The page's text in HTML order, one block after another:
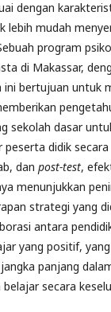
dengan
lebih mudah
program
di Makassar,
ini bertujuan untuk
sekolah dasar
didik secara
dan post-test,
menunjukkan
strategi yang
antara
yang positif,
panjang
secara